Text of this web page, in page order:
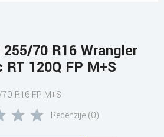
255/70 R16 Wrangler
RT 120Q FP M+S
R16 FP M+S
Recenzije (0)